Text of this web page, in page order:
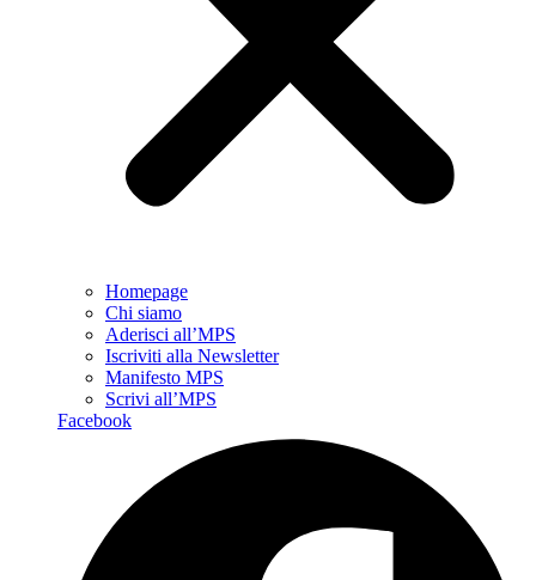
Homepage
Chi siamo
Aderisci all’MPS
Iscriviti alla Newsletter
Manifesto MPS
Scrivi all’MPS
Facebook